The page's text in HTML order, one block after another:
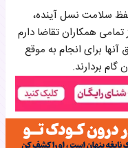
سلامت نسل آینده،
همکاران تقاضا دارم
برای انجام به‌ موقع
بردارند.